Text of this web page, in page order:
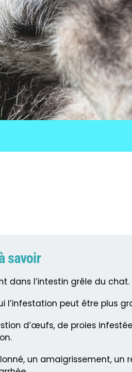
savoir
dans l’intestin grêle du chat.
l’infestation peut être plus
d’œufs, de proies
un amaigrissement, un